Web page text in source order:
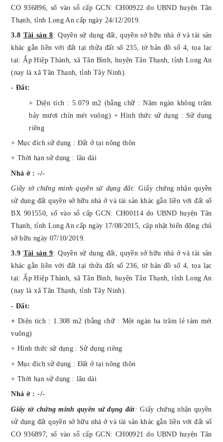
CO 936896, số vào sổ cấp GCN: CH00922 do UBND huyện Tân
Thạnh, tỉnh Long An cấp ngày 24/12/2019.
3.8 Tài sản 8:Quyền sử dụng đất, quyền sở hữu nhà ở và tài sản
khác gắn liền với đất tại thửa đất số 235, tờ bản đồ số 4, tọa lạc
tại:Ấp Hiệp Thành, xã Tân Bình, huyện Tân Thạnh, tỉnh Long An
(nay là xã Tân Thạnh, tỉnh Tây Ninh).
- Đất:
+ Diện tích : 5.079 m2 (bằng chữ : Năm ngàn không trăm
bảy mươi chín mét vuông) + Hình thức sử dụng : Sử dụng
riêng
+ Mục đích sử dụng : Đất ở tại nông thôn
+ Thời hạn sử dụng : lâu dài
Nhà ở : -/-
Giấy tờ chứng minh quyền sử dụng đất:Giấy chứng nhận quyền
sử dụng đất quyền sở hữu nhà ở và tài sản khác gắn liền với đất số
BX 901550, số vào sổ cấp GCN: CH00114 do UBND huyện Tân
Thạnh, tỉnh Long An cấp ngày 17/08/2015, cập nhật biến động chủ
sở hữu ngày 07/10/2019.
3.9 Tài sản 9:Quyền sử dụng đất, quyền sở hữu nhà ở và tài sản
khác gắn liền với đất tại thửa đất số 236, tờ bản đồ số 4, tọa lạc
tại:Ấp Hiệp Thành, xã Tân Bình, huyện Tân Thạnh, tỉnh Long An
(nay là xã Tân Thạnh, tỉnh Tây Ninh).
- Đất:
+ Diện tích : 1.308 m2 (bằng chữ : Một ngàn ba trăm lẻ tám mét
vuông)
+ Hình thức sử dụng : Sử dụng riêng
+ Mục đích sử dụng : Đất ở tại nông thôn
+ Thời hạn sử dụng : lâu dài
Nhà ở : -/-
Giấy tờ chứng minh quyền sử dụng đất:Giấy chứng nhận quyền
sử dụng đất quyền sở hữu nhà ở và tài sản khác gắn liền với đất số
CO 936897, số vào sổ cấp GCN: CH00921 do UBND huyện Tân